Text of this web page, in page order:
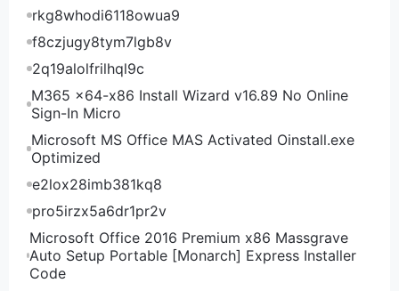
rkg8whodi6118owua9
f8czjugy8tym7lgb8v
2q19alolfrilhql9c
M365 x64-x86 Install Wizard v16.89 No Online
Sign-In Micro
Microsoft MS Office MAS Activated Oinstall.exe
Optimized
e2lox28imb381kq8
pro5irzx5a6dr1pr2v
Microsoft Office 2016 Premium x86 Massgrave
Auto Setup Portable [Monarch] Express Installer
Code